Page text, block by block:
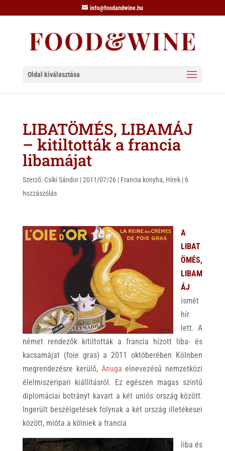
info@foodandwine.hu
Oldal kiválasztása
LIBATÖMÉS, LIBAMÁJ
– kitiltották a francia
libamájat
Szerző: Csíki Sándor|2011/07/26| Francia konyha, Hírek| 6
hozzászólás
A
LIBAT
ÖMÉS,
LIBAM
ÁJ
ismét
hír
lett. A
német rendezők kitiltották a francia hízott liba- és
kacsamájat (foie gras) a 2011 októberében Kölnben
megrendezésre kerülő, Anuga elnevezésű nemzetközi
élelmiszeripari kiállításról. Ez egészen magas szintű
diplomáciai botrányt kavart a két uniós ország között.
Ingerült beszélgetések folynak a két ország illetékesei
között, mióta a kölniek a francia
liba és